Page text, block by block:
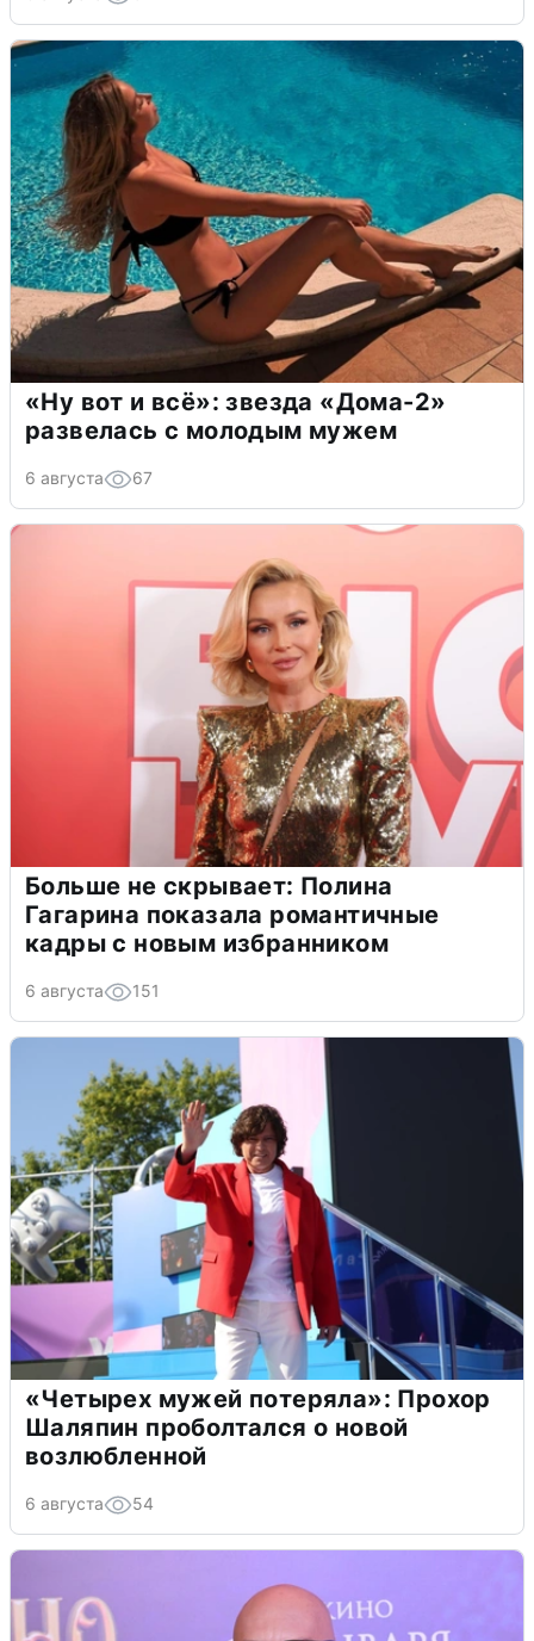
«Ну вот и всё»: звезда «Дома-2»
развелась с молодым мужем
6 августа 67
Больше не скрывает: Полина
Гагарина показала романтичные
кадры с новым избранником
6 августа 151
«Четырех мужей потеряла»: Прохор
Шаляпин проболтался о новой
возлюбленной
6 августа 54